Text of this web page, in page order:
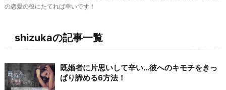
の恋愛の役にたてれば幸いです！
shizukaの記事一覧
既婚者に片思いして辛い…彼へのキモチをきっ
ぱり諦める6方法！